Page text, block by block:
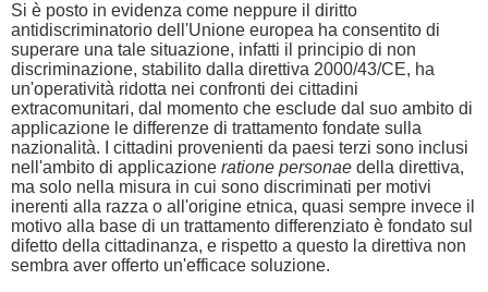
Si è posto in evidenza come neppure il diritto
antidiscriminatorio dell'Unione europea ha consentito di
superare una tale situazione, infatti il principio di non
discriminazione, stabilito dalla direttiva 2000/43/CE, ha
un'operatività ridotta nei confronti dei cittadini
extracomunitari, dal momento che esclude dal suo ambito di
applicazione le differenze di trattamento fondate sulla
nazionalità. I cittadini provenienti da paesi terzi sono inclusi
nell'ambito di applicazione ratione personae della direttiva,
ma solo nella misura in cui sono discriminati per motivi
inerenti alla razza o all'origine etnica, quasi sempre invece il
motivo alla base di un trattamento differenziato è fondato sul
difetto della cittadinanza, e rispetto a questo la direttiva non
sembra aver offerto un'efficace soluzione.